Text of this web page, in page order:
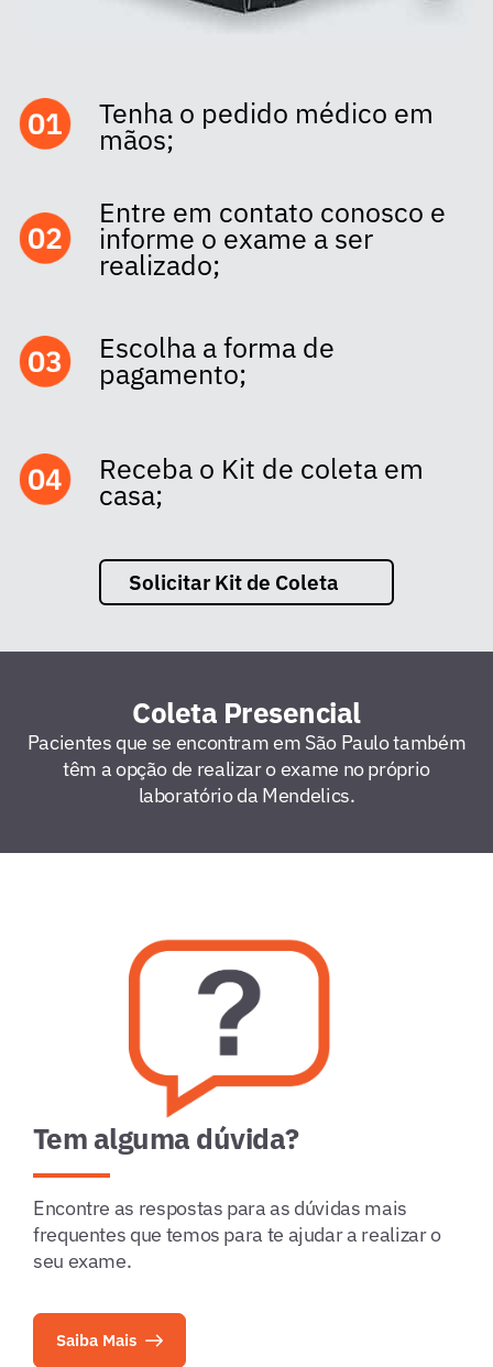
Tenha o pedido médico em
mãos;
Entre em contato conosco e
informe o exame a ser
realizado;
Escolha a forma de
pagamento;
Receba o Kit de coleta em
casa;
Solicitar Kit de Coleta
Coleta Presencial
Pacientes que se encontram em São Paulo também
têm a opção de realizar o exame no próprio
laboratório da Mendelics.
Tem alguma dúvida?
Encontre as respostas para as dúvidas mais
frequentes que temos para te ajudar a realizar o
seu exame.
Saiba Mais